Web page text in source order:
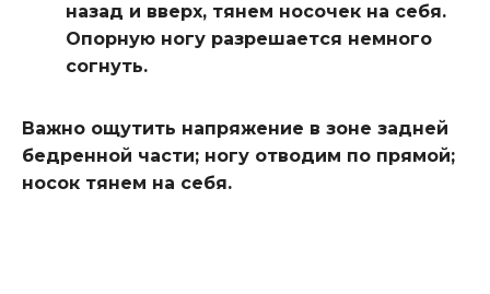
назад и вверх, тянем носочек на себя.
Опорную ногу разрешается немного
согнуть.
Важно ощутить напряжение в зоне задней
бедренной части; ногу отводим по прямой;
носок тянем на себя.